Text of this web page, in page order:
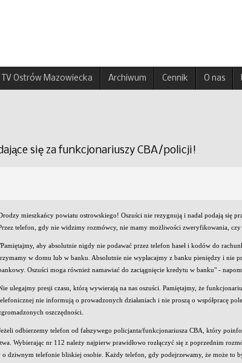
TV Ostrów Mazowiecka Archiwum Cennik O nas
się za funkcjonariuszy CBA/policji!
mieszkańcy powiatu ostrowskiego! Oszuści nie rezygnują i nadal podają się
telefon, gdy nie widzimy rozmówcy, nie mamy możliwości zweryfikowania, czy
aby absolutnie nigdy nie podawać przez telefon haseł i kodów do
w domu lub w banku. Absolutnie nie wypłacajmy z banku pieniędzy i nie
Oszuści moga również namawiać do zaciągnięcie kredytu w banku" -
ulegajmy presji czasu, którą wywierają na nas oszuści. Pamiętajmy, że
nie informują o prowadzonych działaniach i nie proszą o współpracę
oszczędności.
odbierzemy telefon od fałszywego policjanta/funkcjonariusza CBA, który
Wybierając nr 112 należy najpierw prawidłowo rozłączyć się z poprzednim
dziwnym telefonie bliskiej osobie. Każdy telefon, gdy podejrzewamy, że może to